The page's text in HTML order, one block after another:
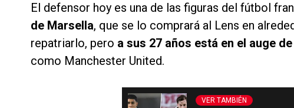
El defensor hoy es una de las figuras del fútbol
de Marsella, que se lo comprará al Lens en
repatriarlo, pero a sus 27 años está en el auge
como Manchester United.
VER TAMBIÉN